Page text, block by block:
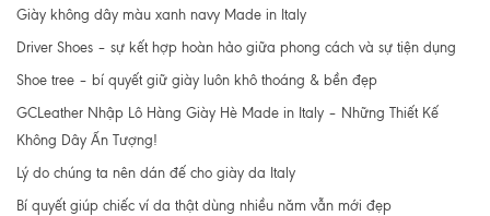
Giày không dây màu xanh navy Made in Italy
Driver Shoes – sự kết hợp hoàn hảo giữa phong cách và sự tiện dụng
Shoe tree – bí quyết giữ giày luôn khô thoáng & bền đẹp
GCLeather Nhập Lô Hàng Giày Hè Made in Italy – Những Thiết Kế
Không Dây Ấn Tượng!
Lý do chúng ta nên dán đế cho giày da Italy
Bí quyết giúp chiếc ví da thật dùng nhiều năm vẫn mới đẹp